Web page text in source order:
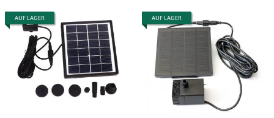
AUF LAGER AUF LAGER